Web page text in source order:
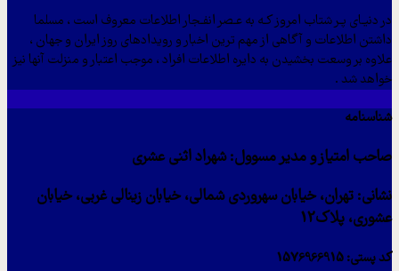
در دنیـای پـر شتاب امروز کـه به عـصر انفـجار اطلاعات معروف است ، مسلما
داشتن اطلاعات و آگاهی از مهم ترین اخبار و رویدادهای روز ایران و جهان ،
علاوه بر وسعت بخشیدن به دایره اطلاعات افراد ، موجب اعتبار و منزلت آنها نیز
خواهد شد .
شناسنامه
صاحب امتیاز و مدیر مسوول: شهراد اثنی عشری
نشانی: تهران، خیابان سهروردی شمالی، خیابان زینالی غربی، خیابان
عشوری، پلاک12
کد پستی: 1576966915